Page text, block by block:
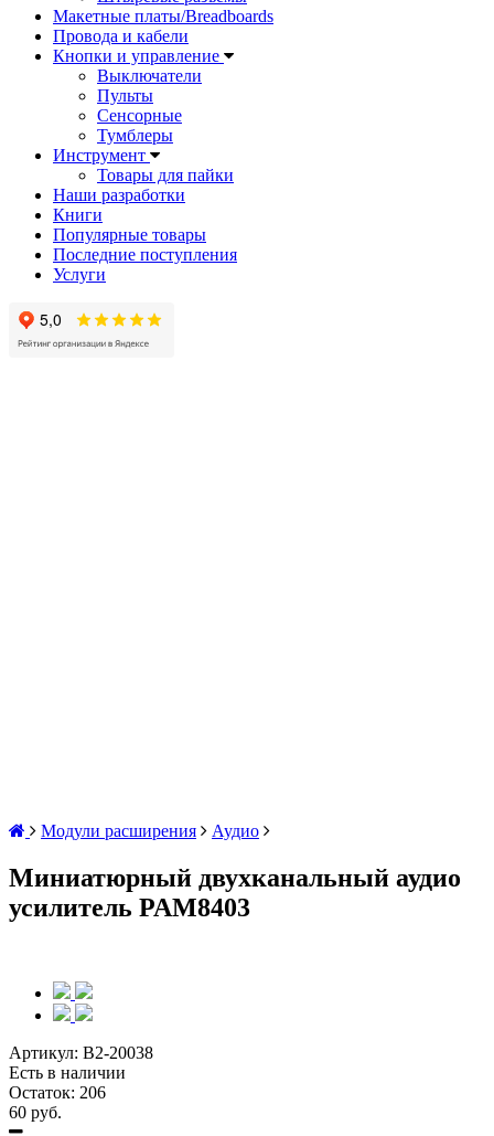
Макетные платы/Breadboards
Провода и кабели
Кнопки и управление
Выключатели
Пульты
Сенсорные
Тумблеры
Инструмент
Товары для пайки
Наши разработки
Книги
Популярные товары
Последние поступления
Услуги
Модули расширения Аудио
Миниатюрный двухканальный аудио
усилитель PAM8403
Артикул: B2-20038
Есть в наличии
Остаток: 206
60 руб.